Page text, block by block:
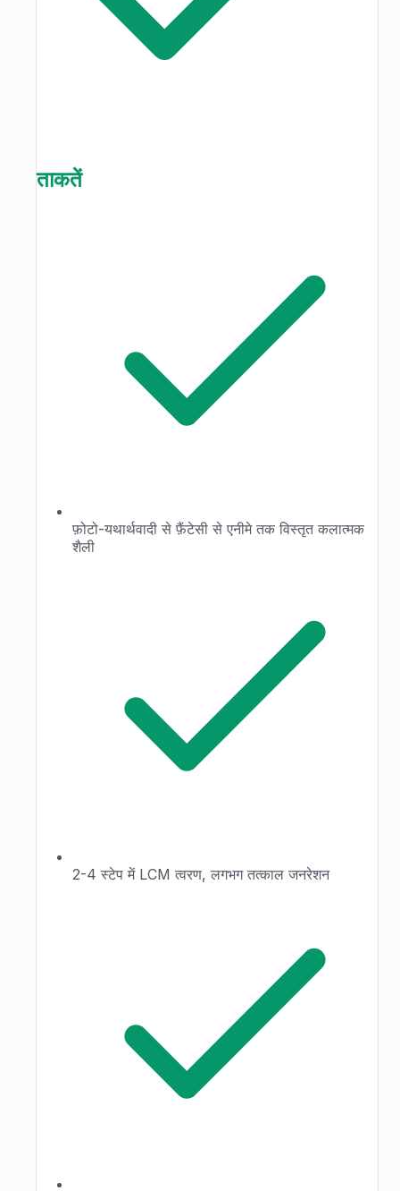
ताकतें
फ़ोटो-यथार्थवादी से फ़ैंटेसी से एनीमे तक विस्तृत कलात्मक
शैली
2-4 स्टेप में LCM त्वरण, लगभग तत्काल जनरेशन